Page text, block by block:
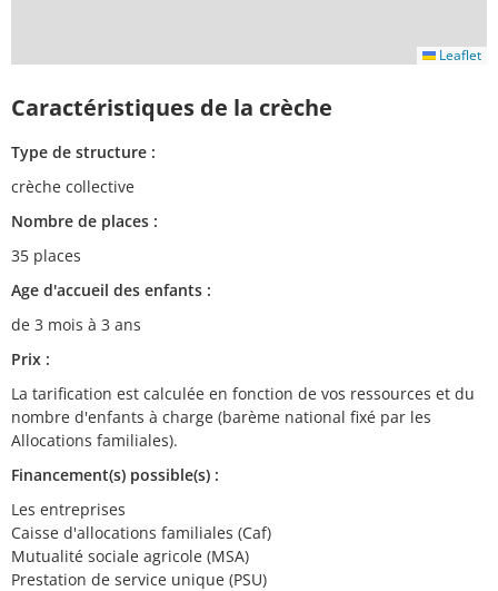
Leaflet
Caractéristiques de la crèche
Type de structure :
crèche collective
Nombre de places :
35 places
Age d'accueil des enfants :
de 3 mois à 3 ans
Prix :
La tarification est calculée en fonction de vos ressources et du
nombre d'enfants à charge (barème national fixé par les
Allocations familiales).
Financement(s) possible(s) :
Les entreprises
Caisse d'allocations familiales (Caf)
Mutualité sociale agricole (MSA)
Prestation de service unique (PSU)